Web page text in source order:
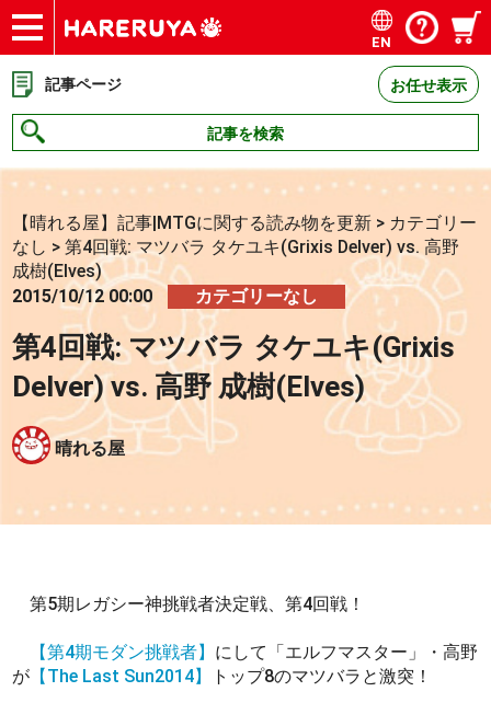
ショップ
買取
記事
デッキ検索
デッキ構築
選手一覧
店舗一覧
イベント
お問い合わせ
EN
記事ページ お任せ表示
記事を検索
【晴れる屋】記事|MTGに関する読み物を更新 > カテゴリー
なし >第4回戦: マツバラ タケユキ(Grixis Delver) vs. 高野
成樹(Elves)
2015/10/12 00:00
カテゴリーなし
第4回戦: マツバラ タケユキ(Grixis
Delver) vs. 高野 成樹(Elves)
晴れる屋
第5期レガシー神挑戦者決定戦、第4回戦！
【第4期モダン挑戦者】 にして「エルフマスター」・高野
が 【The Last Sun2014】 トップ8のマツバラと激突！